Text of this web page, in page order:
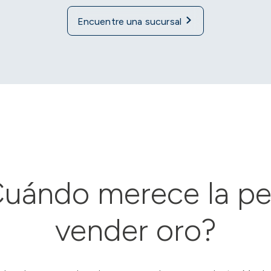
Encuentre una sucursal
merece la
vender oro?